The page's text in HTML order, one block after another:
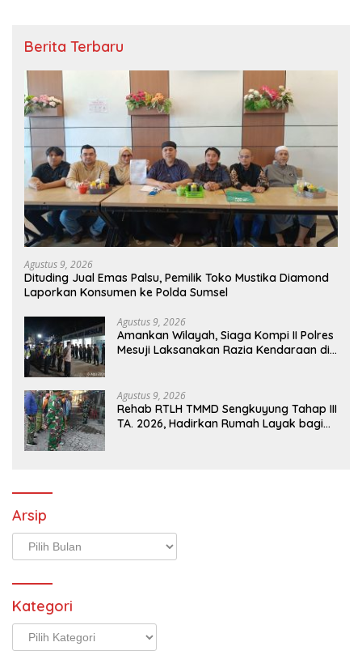
Berita Terbaru
Agustus 9, 2026
Dituding Jual Emas Palsu, Pemilik Toko Mustika Diamond
Laporkan Konsumen ke Polda Sumsel
Agustus 9, 2026
Amankan Wilayah, Siaga Kompi II Polres
Mesuji Laksanakan Razia Kendaraan di
Agustus 9, 2026
Rehab RTLH TMMD Sengkuyung Tahap III
TA. 2026, Hadirkan Rumah Layak bagi
Arsip
Arsip
Kategori
Kategori